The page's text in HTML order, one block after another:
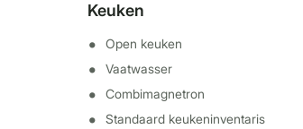
Keuken
Open keuken
Vaatwasser
Combimagnetron
Standaard keukeninventaris